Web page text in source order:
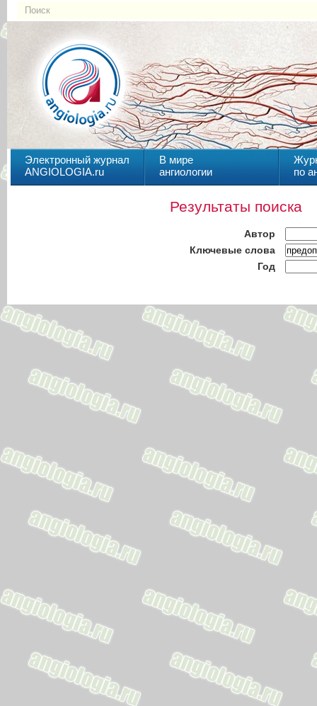
Электронный журнал
ANGIOLOGIA.ru
В мире
ангиологии
по
Результаты поиска
Автор
Ключевые слова
Год